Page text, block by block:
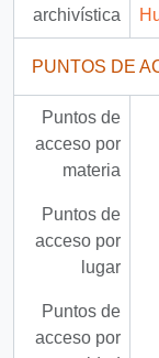
archivística
PUNTOS DE
Puntos de
acceso por
materia
Puntos de
acceso por
lugar
Puntos de
acceso por